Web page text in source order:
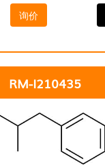
询价
RM-I210435